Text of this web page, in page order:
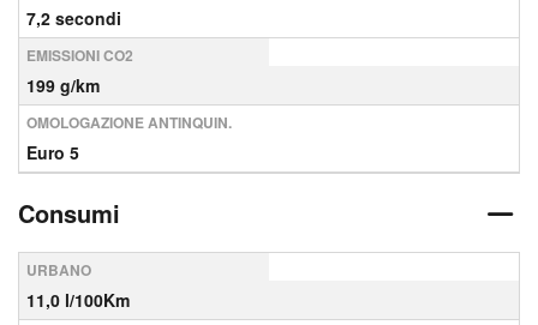
7,2 secondi
EMISSIONI CO2
199 g/km
OMOLOGAZIONE ANTINQUIN.
Euro 5
Consumi
URBANO
11,0 l/100Km